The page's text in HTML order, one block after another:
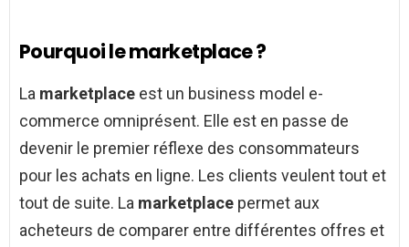
Pourquoi le marketplace ?
La marketplace est un business model e-
commerce omniprésent. Elle est en passe de
devenir le premier réflexe des consommateurs
pour les achats en ligne. Les clients veulent tout et
tout de suite. La marketplace permet aux
acheteurs de comparer entre différentes offres et